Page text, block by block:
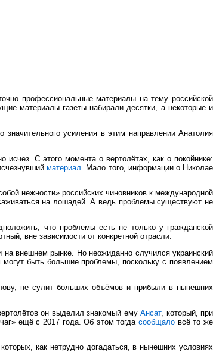
профессиональные материалы на тему российской
материалы газеты набирали десятки, а некоторые и
усиления в этим направлении Анатолия
исчез. С этого момента о вертолётах, как о покойнике:
материал . Мало того, информации о Николае
нежности» российских чиновников к международной
на лошадей. А ведь проблемы существуют не
что проблемы есть не только у гражданской
вне зависимости от конкретной отрасли.
на внешнем рынке. Но неожиданно случился украинский
быть большие проблемы, поскольку с появлением
не сулит больших объёмов и прибыли в нынешних
он выделил знакомый емуАнсат, который, при
ещё с 2017 года. Об этом тогдасообщало всё то же
как нетрудно догадаться, в нынешних условиях